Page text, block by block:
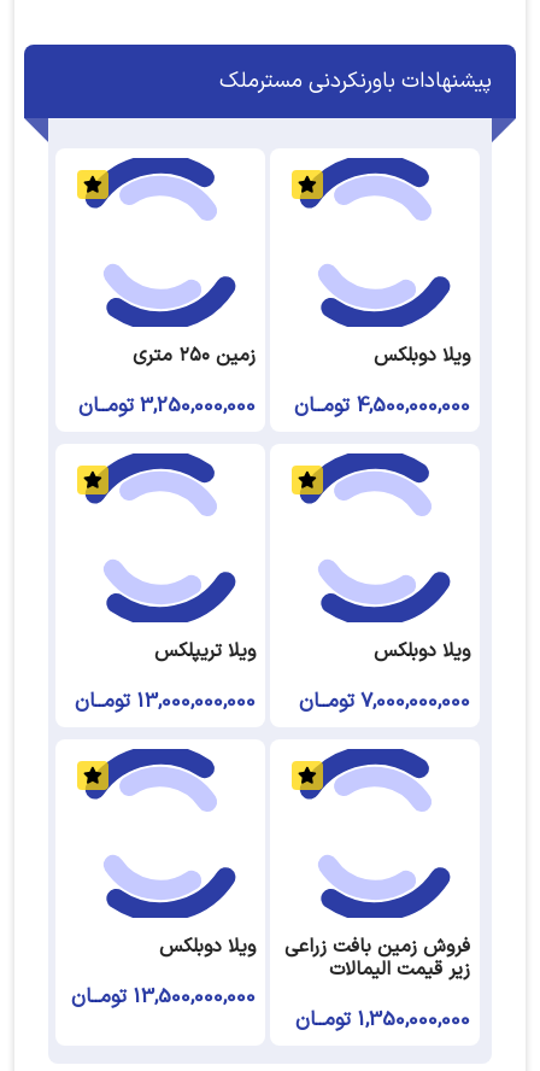
پیشنهادات باورنکردنی مسترملک
ویلا دوبلکس
4,500,000,000 تومــان
زمین ۲۵۰ متری
3,250,000,000 تومــان
ویلا دوبلکس
7,000,000,000 تومــان
ویلا تریپلکس
13,000,000,000 تومــان
فروش زمین بافت زراعی
زیر قیمت الیمالات
1,350,000,000 تومــان
ویلا دوبلکس
13,500,000,000 تومــان